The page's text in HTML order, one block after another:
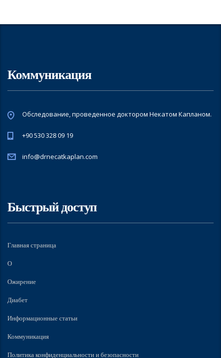
Коммуникация
Обследование, проведенное доктором Некатом Капланом.
+90 530 328 09 19
info@drnecatkaplan.com
Быстрый доступ
Главная страница
О
Ожирение
Диабет
Информационные статьи
Коммуникация
Политика конфиденциальности и безопасности